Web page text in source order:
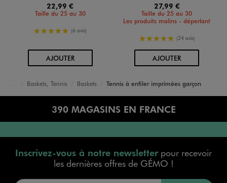
22,99 €
Taille du 25 au 30
5/5 de moyenne
(6 avis)
AJOUTERAU PANIER
27,99 €
Taille du 25 au 30
Les produits malins - déperlant
5/5 de moyenne
(24 avis)
AJOUTERAU PANIER
GarçonBaskets, Tennis Baskets Tennis à enfiler imprimées garçon
390 MAGASINS EN FRANCE
Inscrivez-vous à notre newsletterpour recevoir
les dernières offres de GÉMO !